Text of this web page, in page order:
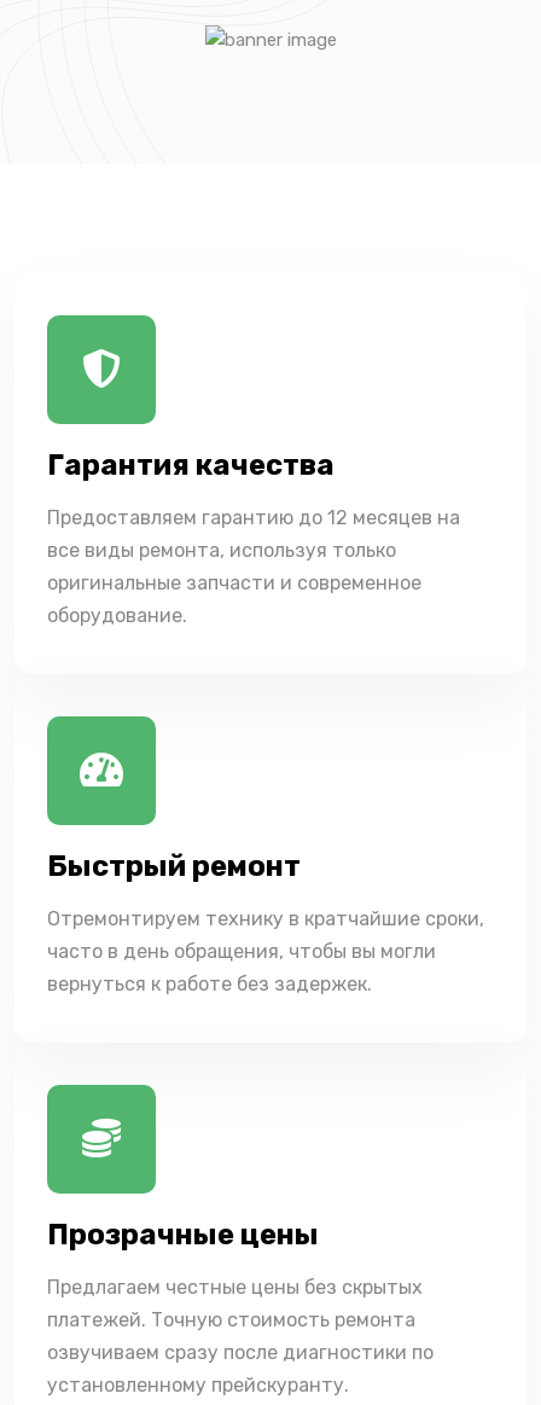
Гарантия качества
Предоставляем гарантию до 12 месяцев на
все виды ремонта, используя только
оригинальные запчасти и современное
оборудование.
Быстрый ремонт
Отремонтируем технику в кратчайшие сроки,
часто в день обращения, чтобы вы могли
вернуться к работе без задержек.
Прозрачные цены
Предлагаем честные цены без скрытых
платежей. Точную стоимость ремонта
озвучиваем сразу после диагностики по
установленному прейскуранту.